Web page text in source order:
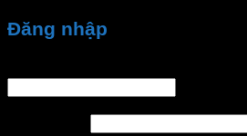
Đăng nhập